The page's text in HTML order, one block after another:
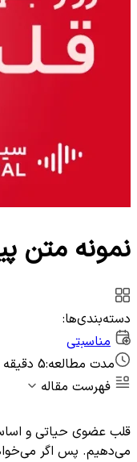
نمونه متن
دسته‌بندی‌ها:
مناسبتی
مدت مطالعه:5 دقیقه
فهرست مقاله
قلب عضوی حیاتی و
می‌دهیم. پس اگر